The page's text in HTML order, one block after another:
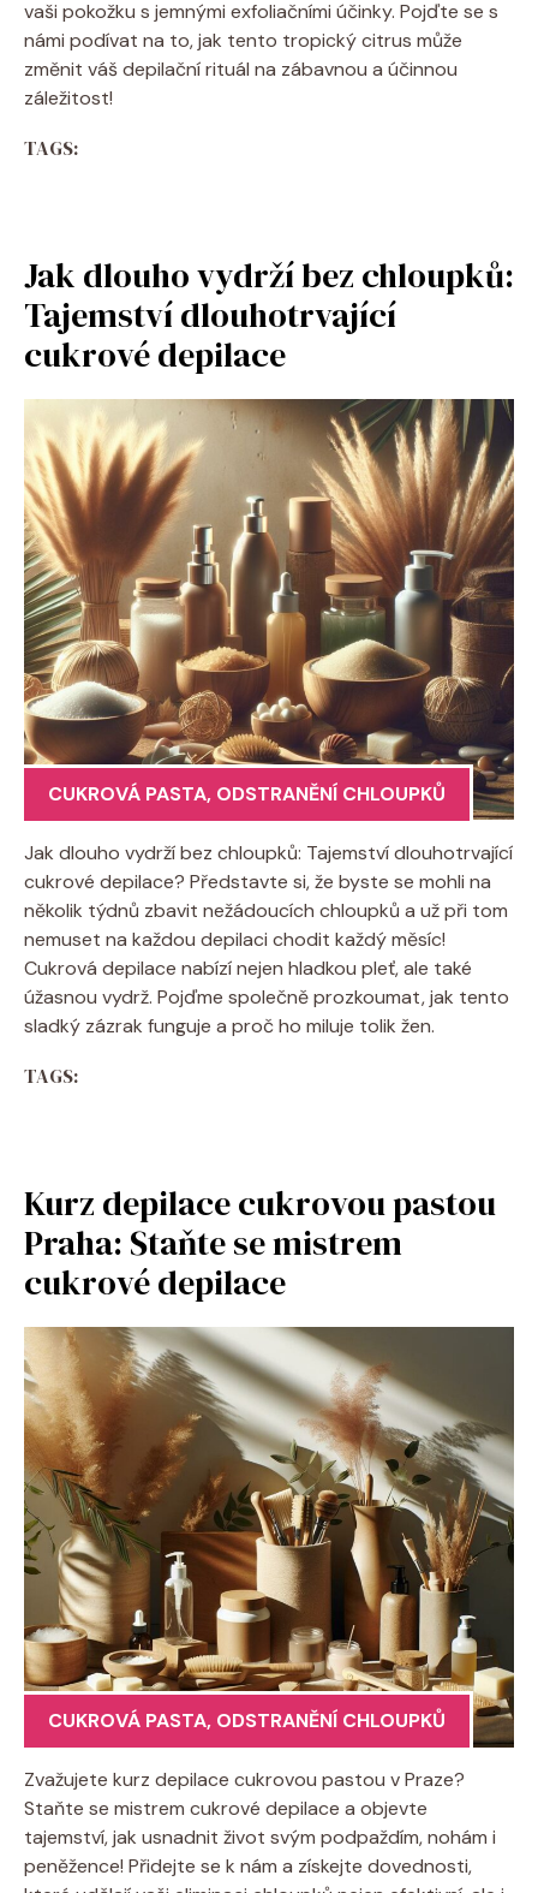
vaši pokožku s jemnými exfoliačními účinky. Pojďte se s
námi podívat na to, jak tento tropický citrus může
změnit váš depilační rituál na zábavnou a účinnou
záležitost!
TAGS:
Jak dlouho vydrží bez chloupků:
Tajemství dlouhotrvající
cukrové depilace
CUKROVÁ PASTA, ODSTRANĚNÍ CHLOUPKŮ
Jak dlouho vydrží bez chloupků: Tajemství dlouhotrvající
cukrové depilace? Představte si, že byste se mohli na
několik týdnů zbavit nežádoucích chloupků a už při tom
nemuset na každou depilaci chodit každý měsíc!
Cukrová depilace nabízí nejen hladkou pleť, ale také
úžasnou vydrž. Pojďme společně prozkoumat, jak tento
sladký zázrak funguje a proč ho miluje tolik žen.
TAGS:
Kurz depilace cukrovou pastou
Praha: Staňte se mistrem
cukrové depilace
CUKROVÁ PASTA, ODSTRANĚNÍ CHLOUPKŮ
Zvažujete kurz depilace cukrovou pastou v Praze?
Staňte se mistrem cukrové depilace a objevte
tajemství, jak usnadnit život svým podpaždím, nohám i
peněžence! Přidejte se k nám a získejte dovednosti,